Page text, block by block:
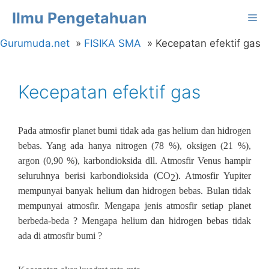
isi
Ilmu Pengetahuan
Gurumuda.net FISIKA SMA Kecepatan efektif gas
Kecepatan efektif gas
Pada atmosfir planet bumi tidak ada gas helium dan hidrogen
bebas. Yang ada hanya nitrogen (78 %), oksigen (21 %),
argon (0,90 %), karbondioksida dll. Atmosfir Venus hampir
seluruhnya berisi karbondioksida (CO2). Atmosfir Yupiter
mempunyai banyak helium dan hidrogen bebas. Bulan tidak
mempunyai atmosfir. Mengapa jenis atmosfir setiap planet
berbeda‐beda ? Mengapa helium dan hidrogen bebas tidak
ada di atmosfir bumi ?